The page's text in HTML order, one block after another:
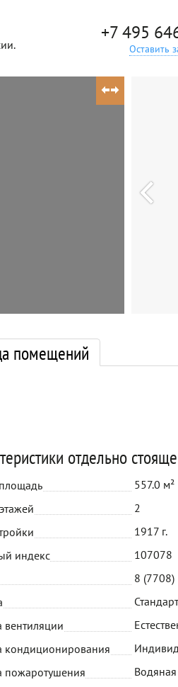
+7 495
Оставить
помещений
отдельно
557.0 м²
2
1917 г.
индекс
107078
8 (7708)
вентиляции
кондиционирования
пожаротушения